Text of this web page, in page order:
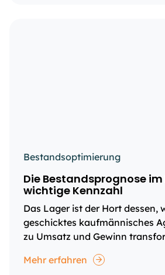
Bestandsoptimierung
Die Bestandsprognose
wichtige Kennzahl
Das Lager ist der Hort dessen,
geschicktes kaufmännisches
zu Umsatz und Gewinn
Mehr erfahren